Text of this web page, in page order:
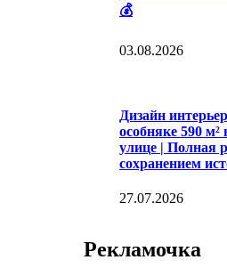
💰
03.08.2026
Дизайн
особняке 590
улице | Полная
сохранением
27.07.2026
Рекламочка